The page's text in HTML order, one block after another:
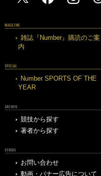
MAGAZINE
雑誌『Number』購読のご案
内
SPECIAL
Number SPORTS OF THE
YEAR
ARCHIVE
競技から探す
著者から探す
OTHERS
お問い合わせ
動画・バナー広告について